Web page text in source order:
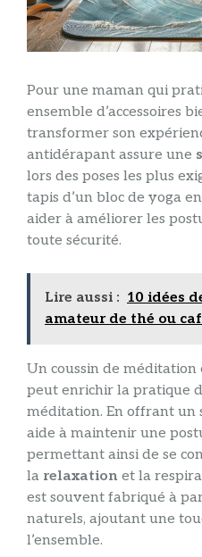
Pour une maman qui
ensemble d’accessoires
transformer son
antidérapant assure une
lors des poses les plus
tapis d’un bloc de yoga
aider à améliorer les
toute sécurité.
Lire aussi : 10 idées
amateur de thé ou
Un coussin de méditation
peut enrichir la pratique
méditation. En offrant un
aide à maintenir une
permettant ainsi de se
la relaxation et la
est souvent fabriqué à
naturels, ajoutant une
l’ensemble.